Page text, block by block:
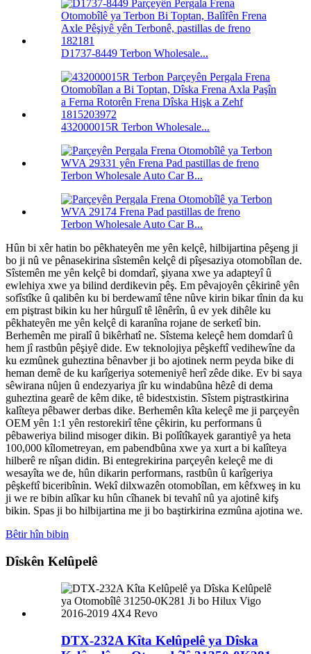
D1737-8449 Terbon Wholesale...
432000015R Terbon Wholesale...
Terbon Wholesale Auto Car B...
Terbon Wholesale Auto Car B...
Hûn bi xêr hatin bo pêkhateyên me yên kelçê, hilbijartina pêşeng ji
bo ji nû ve pênasekirina sîstemên kelçê di pîşesaziya otomobîlan de.
Sîstemên me yên kelçê bi domdarî, şiyana xwe ya adapteyî û
ewlehiya xwe ya bilind derdikevin pêş. Em pêvajoyên çêkirinê yên
sofîstîke û qalibên ku bi berdewamî têne nûve kirin bikar tînin da ku
em piştrast bikin ku her hûrgulî tê lênêrîn, û ev yek dihêle ku
pêkhateyên me yên kelçê di karanîna rojane de serketî bin.
Berhemên me piralî û bikêrhatî ne. Sîstema keleçê hem domdarî û
hem jî rastbûn pêşiyê dide. Ew teknolojiya pêşkeftî vedihewîne da
ku ezmûnek guheztina bênavber ji bo ajotinek nerm peyda bike di
heman demê de ku karîgeriya sotemeniyê herî zêde dike. Ev bi saya
sêwirana nûjen û endezyariya jîr ku windabûna hêzê di dema
guheztina gearê de kêm dike, tê bidestxistin. Sîstem piştrastkirina
kalîteya pêbawer derbas dike. Berhemên kîta keleçê me ji parçeyên
OEM yên 1:1 yên restorekirî têne çêkirin, ku performans û
pêbaweriya bilind misoger dikin. Bi polîtîkayek garantiyê ya heta
100,000 kîlometreyan, em pabendbûna xwe ya xurt a bi kalîteya
hilberê re nîşan didin. Bi entegrekirina parçeyên keleçê me di
wesayîta we de, hûn dikarin performans, rastbûn û karîgeriya
pêşkeftî biceribînin. Wekî dilxwazên otomobîlan, em kêfxweş in ku
ji we re bibin alîkar ku hûn cîhanek bi tevahî nû ya ajotinê kifş
bikin. Spas ji bo hilbijartina me ji bo baştirkirina ezmûna ajotina we.
Bêtir hîn bibin
Dîskên Kelûpelê
DTX-232A Kîta Kelûpelê ya Dîska